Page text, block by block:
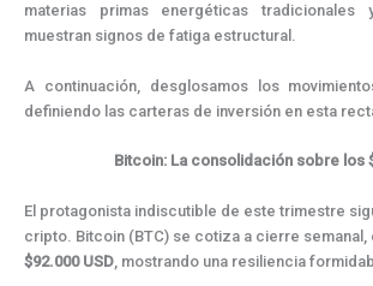
materias primas energéticas
muestran signos de fatiga estructural.
A continuación, desglosamos los
definiendo las carteras de inversión en esta
Bitcoin: La consolidación sobre los
El protagonista indiscutible de este trimestre
cripto. Bitcoin (BTC) se cotiza a cierre semanal,
$92.000 USD, mostrando una resiliencia